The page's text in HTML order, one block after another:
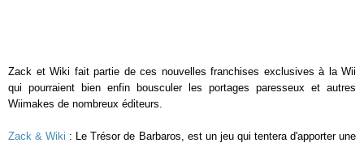
Zack et Wiki fait partie de ces nouvelles franchises exclusives à la Wii
qui pourraient bien enfin bousculer les portages paresseux et autres
Wiimakes de nombreux éditeurs.
Zack & Wiki : Le Trésor de Barbaros, est un jeu qui tentera d'apporter une